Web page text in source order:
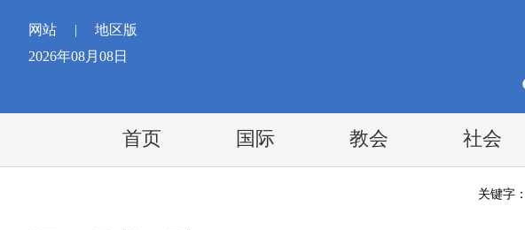
网站 |
地区版
2026年08月08日
首页 国际 教会 社会
关键字：